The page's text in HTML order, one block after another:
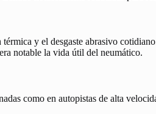
y el desgaste abrasivo
notable la vida útil del neumático.
como en autopistas de alta